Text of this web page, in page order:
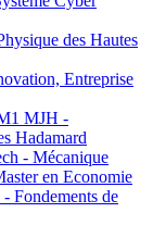
des Hautes
Entreprise
MJH -
Hadamard
- Mécanique
en Economie
Fondements de